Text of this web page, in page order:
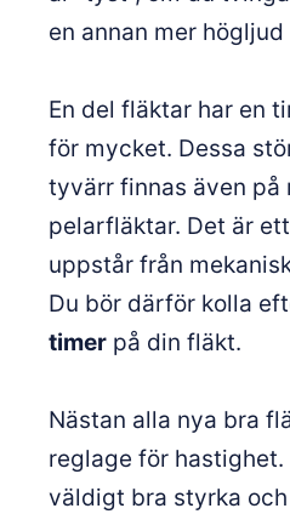
en annan mer
En del fläktar har en
för mycket. Dessa
tyvärr finnas även på
pelarfläktar. Det är
uppstår från
Du bör därför kolla
timer på din fläkt.
Nästan alla nya bra
reglage för
väldigt bra styrka